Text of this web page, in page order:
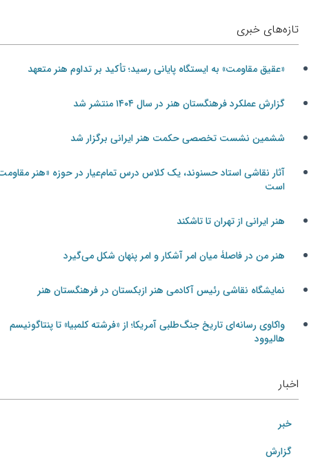
تازه‌های خبری
«عقیق مقاومت» به ایستگاه پایانی رسید؛ تأکید بر تداوم هنر متعهد
گزارش عملکرد فرهنگستان هنر در سال ۱۴۰۴ منتشر شد
ششمین نشست تخصصی حکمت هنر ایرانی برگزار شد
آثار نقاشی استاد حسنوند، یک کلاس درس تمام‌عیار در حوزه «هنر مقاومت»
است
هنر ایرانی از تهران تا تاشکند
هنر من در فاصلۀ میان امر آشکار و امر پنهان شکل می‌گیرد
نمایشگاه نقاشی رئیس آکادمی هنر ازبکستان در فرهنگستان هنر
واکاوی رسانه‌ای تاریخ جنگ‌طلبی آمریکا؛ از «فرشته کلمبیا» تا پنتاگونیسم
هالیوود
اخبار
خبر
گزارش